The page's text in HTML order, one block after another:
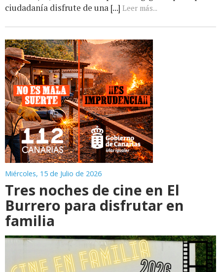
ciudadanía disfrute de una [...] Leer más...
Miércoles, 15 de Julio de 2026
Tres noches de cine en El
Burrero para disfrutar en
familia